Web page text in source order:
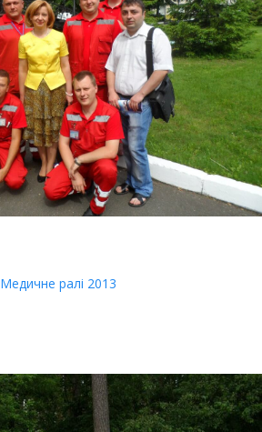
Медичне ралі 2013